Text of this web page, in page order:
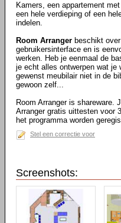
Kamers, een appartement
een hele verdieping of een
indelen.
Room Arranger beschikt
gebruikersinterface en is
werken. Heb je eenmaal de
je echt alles ontwerpen wat je
gewenst meubilair niet in de
gewoon zelf...
Room Arranger is shareware.
Arranger gratis uittesten voor
het programma worden
Stel een correctie voor
Screenshots: